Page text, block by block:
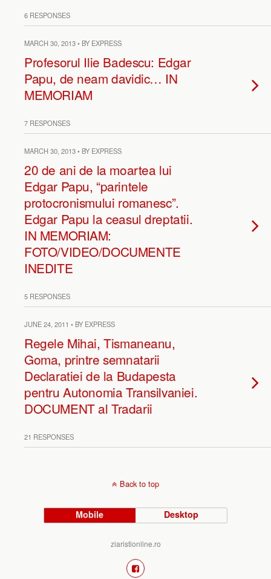
6 RESPONSES
MARCH 30, 2013 • BY EXPRESS
Profesorul Ilie Badescu: Edgar
Papu, de neam davidic… IN
MEMORIAM
7 RESPONSES
MARCH 30, 2013 • BY EXPRESS
20 de ani de la moartea lui
Edgar Papu, “parintele
protocronismului romanesc”.
Edgar Papu la ceasul dreptatii.
IN MEMORIAM:
FOTO/VIDEO/DOCUMENTE
INEDITE
5 RESPONSES
JUNE 24, 2011 • BY EXPRESS
Regele Mihai, Tismaneanu,
Goma, printre semnatarii
Declaratiei de la Budapesta
pentru Autonomia Transilvaniei.
DOCUMENT al Tradarii
21 RESPONSES
Back to top
Mobile Desktop
ziaristionline.ro